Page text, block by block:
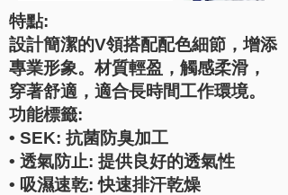
特點:
設計簡潔的V領搭配配色細節，增添
專業形象。材質輕盈，觸感柔滑，
穿著舒適，適合長時間工作環境。
功能標籤:
• SEK: 抗菌防臭加工
• 透氣防止: 提供良好的透氣性
• 吸濕速乾: 快速排汗乾燥